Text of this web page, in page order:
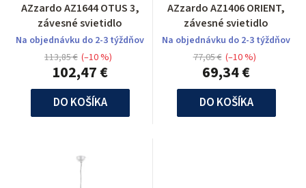
AZzardo AZ1644 OTUS 3,
závesné svietidlo
Na objednávku do 2-3 týždňov
102,47 €
113,85 € (–10 %)
DO KOŠÍKA
AZzardo AZ1406 ORIENT,
závesné svietidlo
Na objednávku do 2-3 týždňov
69,34 €
77,05 € (–10 %)
DO KOŠÍKA